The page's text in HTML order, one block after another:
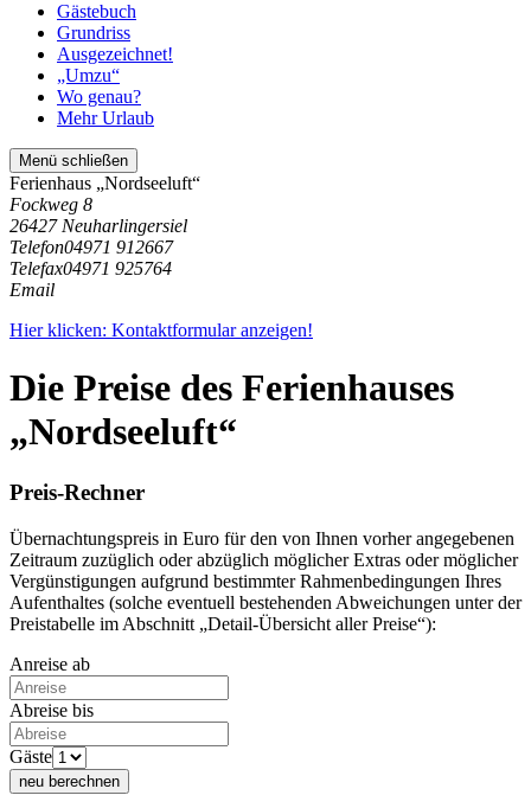
Gästebuch
Grundriss
Ausgezeichnet!
„Umzu“
Wo genau?
Mehr Urlaub
Menü schließen
Ferienhaus „Nordseeluft“
Fockweg 8
26427 Neuharlingersiel
Telefon04971 912667
Telefax04971 925764
Email
Hier klicken: Kontaktformular anzeigen!
Die Preise des Ferienhauses
„Nordseeluft“
Preis-Rechner
Übernachtungspreis in Euro für den von Ihnen vorher angegebenen
Zeitraum zuzüglich oder abzüglich möglicher Extras oder möglicher
Vergünstigungen aufgrund bestimmter Rahmenbedingungen Ihres
Aufenthaltes (solche eventuell bestehenden Abweichungen unter der
Preistabelle im Abschnitt „Detail-Übersicht aller Preise“):
Anreise ab
Abreise bis
Gäste
neu berechnen